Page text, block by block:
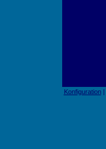
Konfiguration|